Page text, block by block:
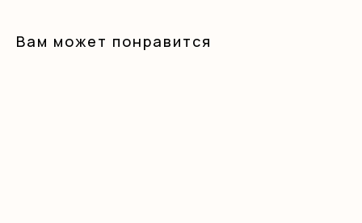
Вам может понравится